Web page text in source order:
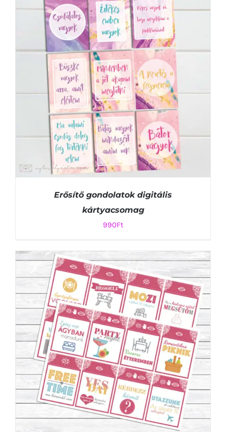
KOSÁRBA TESZEM
/
RÉSZLETEK
KOSÁRBA TESZEM
RÉSZLETEK
Erősítő gondolatok digitális
kártyacsomag
990Ft